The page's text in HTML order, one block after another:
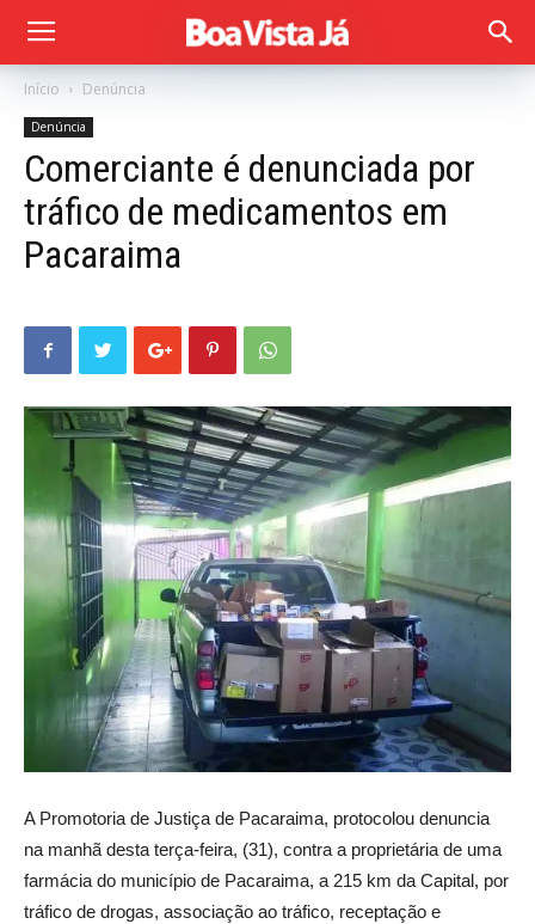
Início Denúncia
Denúncia
Comerciante é denunciada por
tráfico de medicamentos em
Pacaraima
A Promotoria de Justiça de Pacaraima, protocolou denuncia
na manhã desta terça-feira, (31), contra a proprietária de uma
farmácia do município de Pacaraima, a 215 km da Capital, por
tráfico de drogas, associação ao tráfico, receptação e